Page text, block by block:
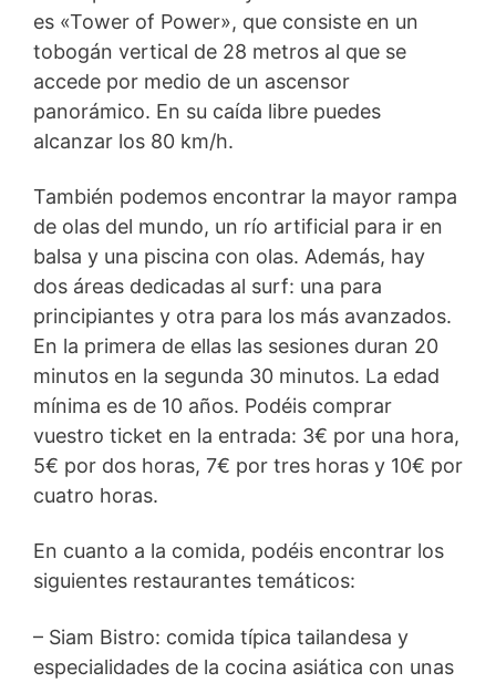
es «Tower of Power», que consiste en un
tobogán vertical de 28 metros al que se
accede por medio de un ascensor
panorámico. En su caída libre puedes
alcanzar los 80 km/h.
También podemos encontrar la mayor rampa
de olas del mundo, un río artificial para ir en
balsa y una piscina con olas. Además, hay
dos áreas dedicadas al surf: una para
principiantes y otra para los más avanzados.
En la primera de ellas las sesiones duran 20
minutos en la segunda 30 minutos. La edad
mínima es de 10 años. Podéis comprar
vuestro ticket en la entrada: 3€ por una hora,
5€ por dos horas, 7€ por tres horas y 10€ por
cuatro horas.
En cuanto a la comida, podéis encontrar los
siguientes restaurantes temáticos:
– Siam Bistro: comida típica tailandesa y
especialidades de la cocina asiática con unas